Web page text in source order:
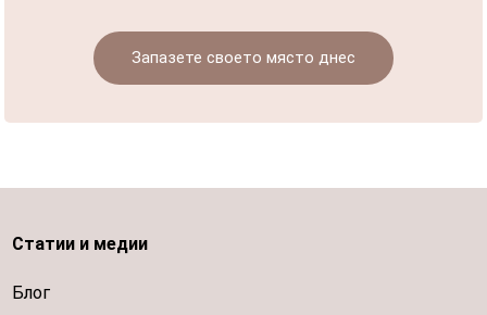
Запазете своето място днес
Статии и медии
Блог